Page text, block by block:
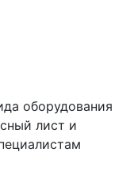
оборудования
лист и